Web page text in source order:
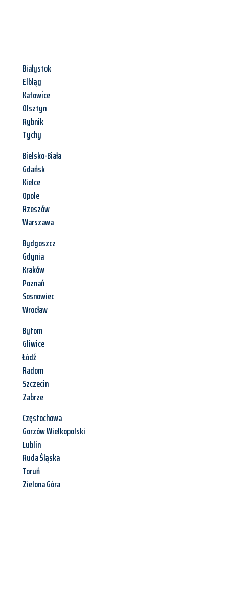
Białystok
Elbląg
Katowice
Olsztyn
Rybnik
Tychy
Bielsko-Biała
Gdańsk
Kielce
Opole
Rzeszów
Warszawa
Bydgoszcz
Gdynia
Kraków
Poznań
Sosnowiec
Wrocław
Bytom
Gliwice
Łódź
Radom
Szczecin
Zabrze
Częstochowa
Gorzów Wielkopolski
Lublin
Ruda Śląska
Toruń
Zielona Góra